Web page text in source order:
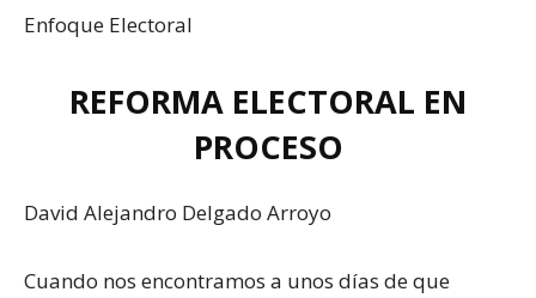
Enfoque Electoral
REFORMA ELECTORAL EN
PROCESO
David Alejandro Delgado Arroyo
Cuando nos encontramos a unos días de que